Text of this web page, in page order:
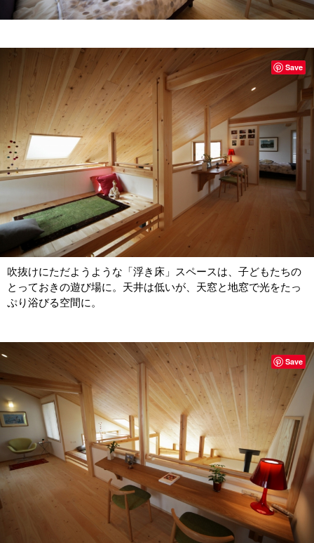
吹抜けにただようような「浮き床」スペースは、子どもたちの
とっておきの遊び場に。天井は低いが、天窓と地窓で光をたっ
ぷり浴びる空間に。
Save
Save